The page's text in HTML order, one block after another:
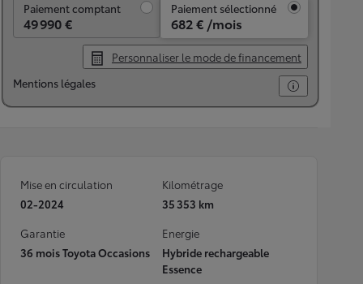
Paiement comptant
49 990 €
Paiement sélectionné
682 € /mois
Personnaliser le mode de financement
Mentions légales
Mise en circulation
02-2024
Kilométrage
35 353 km
Garantie
36 mois Toyota Occasions
Energie
Hybride rechargeable
Essence